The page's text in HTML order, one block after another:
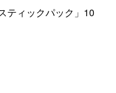
ティックパック」10